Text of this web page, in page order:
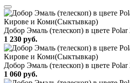
Добор Эмаль (телескоп) в цвете
1 230 руб.
Добор Эмаль (телескоп) в цвете
1 060 руб.